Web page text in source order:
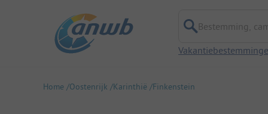
Bestemming,
Home Oostenrijk Karinthië Finkenstein